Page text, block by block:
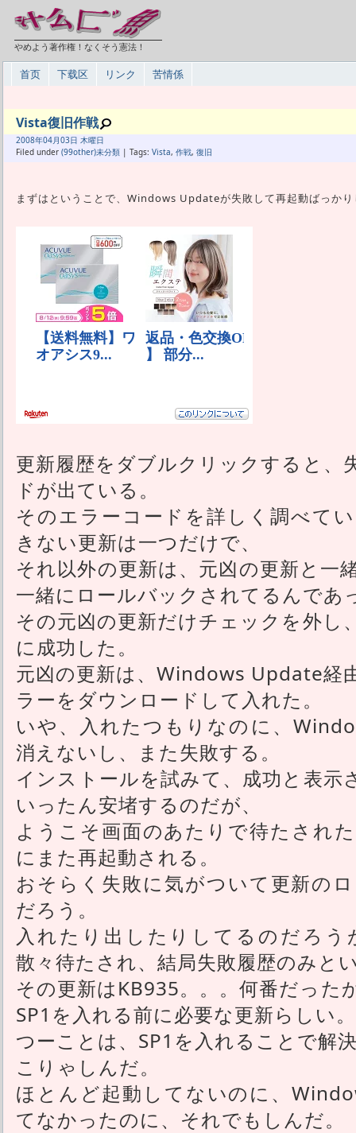
やめよう著作権！なくそう憲法！
首页 下载区 リンク 苦情係
Vista復旧作戦
2008年04月03日 木曜日
Filed under (99other)未分類 | Tags: Vista, 作戦, 復旧
まずはということで、Windows Updateが失敗して再起動ばっか
更新履歴をダブルクリックすると、
ドが出ている。
そのエラーコードを詳しく調べて
きない更新は一つだけで、
それ以外の更新は、元凶の更新と一
一緒にロールバックされてるんであ
その元凶の更新だけチェックを外し
に成功した。
元凶の更新は、Windows Update経
ラーをダウンロードして入れた。
いや、入れたつもりなのに、
消えないし、また失敗する。
インストールを試みて、成功と表示
いったん安堵するのだが、
ようこそ画面のあたりで待たされ
にまた再起動される。
おそらく失敗に気がついて更新の
だろう。
入れたり出したりしてるのだろ
散々待たされ、結局失敗履歴のみと
その更新はKB935。。。何番だった
SP1を入れる前に必要な更新らしい。
つーことは、SP1を入れることで解
こりゃしんだ。
ほとんど起動してないのに、
てなかったのに、それでもしんだ。